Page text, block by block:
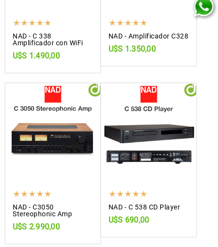
NAD - C 338
Amplificador con WiFi
U$S 1.490,00
NAD - Amplificador C328
U$S 1.350,00
NAD - C3050
Stereophonic Amp
U$S 2.990,00
NAD - C 538 CD Player
U$S 690,00